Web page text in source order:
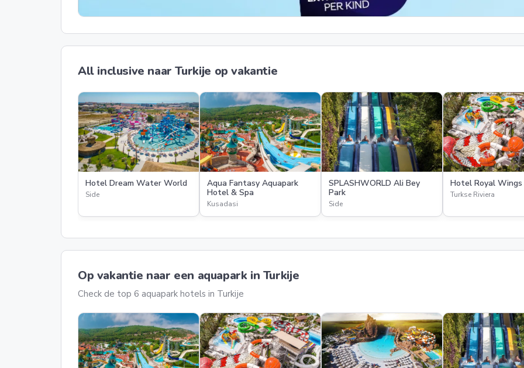
All inclusive naar Turkije op vakantie
Hotel Dream Water World
Side
Aqua Fantasy Aquapark
Hotel & Spa
Kusadasi
SPLASHWORLD Ali Bey
Park
Side
Hotel Royal Wings
Turkse Riviera
Op vakantie naar een aquapark in Turkije
Check de top 6 aquapark hotels in Turkije